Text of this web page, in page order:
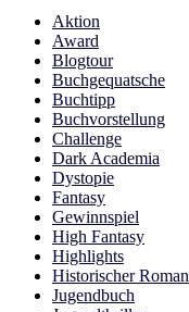
Aktion
Award
Blogtour
Buchgequatsche
Buchtipp
Buchvorstellung
Challenge
Dark Academia
Dystopie
Fantasy
Gewinnspiel
High Fantasy
Highlights
Historischer Roman
Jugendbuch